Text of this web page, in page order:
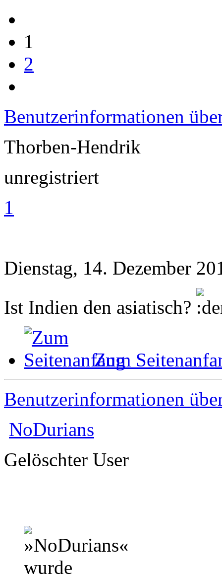
1
2
Benutzerinformationen
Thorben-Hendrik
unregistriert
1
Dienstag, 14. Dezember
Ist Indien den asiatisch?
Zum
Benutzerinformationen
NoDurians
Gelöschter User